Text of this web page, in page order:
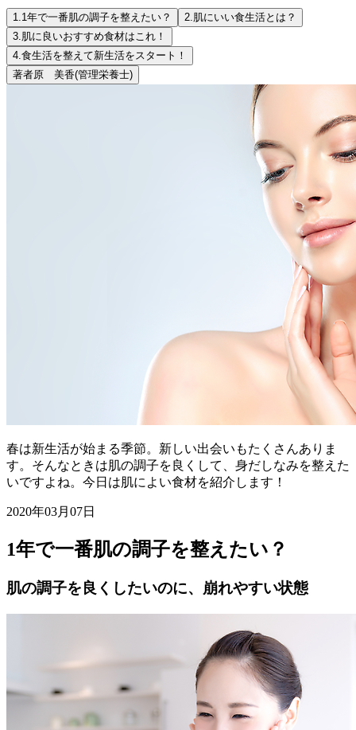
1.1年で一番肌の調子を整えたい？ 2.肌にいい食生活とは？
3.肌に良いおすすめ食材はこれ！
4.食生活を整えて新生活をスタート！
著者原 美香(管理栄養士)
春は新生活が始まる季節。新しい出会いもたくさんありま
す。そんなときは肌の調子を良くして、身だしなみを整えた
いですよね。今日は肌によい食材を紹介します！
2020年03月07日
1年で一番肌の調子を整えたい？
肌の調子を良くしたいのに、崩れやすい状態